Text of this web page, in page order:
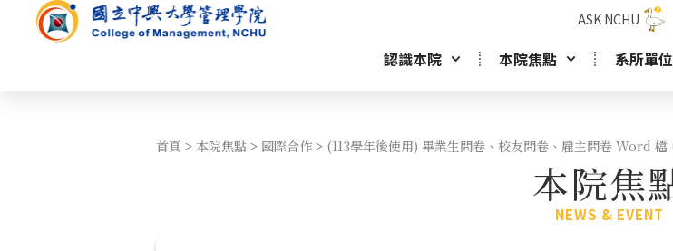
ASK NCHU
認識本院 本院焦點 系所單位
首頁 > 本院焦點 > 國際合作 > (113學年後使用) 畢業生問卷、校友問卷、雇主問卷 Word 檔
本院焦
NEWS & EVENT